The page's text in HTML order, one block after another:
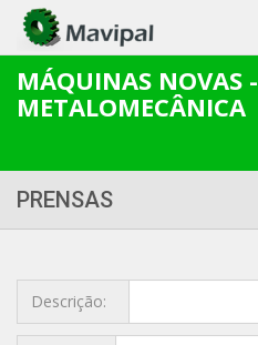
MÁQUINAS NOVAS -
METALOMECÂNICA
PRENSAS
Descrição: